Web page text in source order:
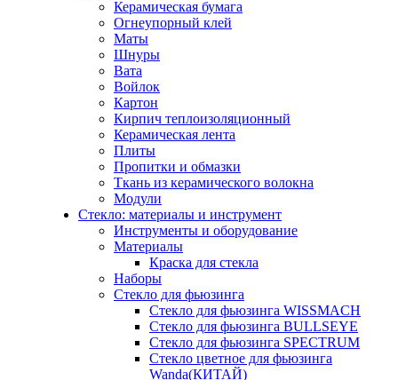
Керамическая бумага
Огнеупорный клей
Маты
Шнуры
Вата
Войлок
Картон
Кирпич теплоизоляционный
Керамическая лента
Плиты
Пропитки и обмазки
Ткань из керамического волокна
Модули
Стекло: материалы и инструмент
Инструменты и оборудование
Материалы
Краска для стекла
Наборы
Стекло для фьюзинга
Стекло для фьюзинга WISSMACH
Стекло для фьюзинга BULLSEYE
Стекло для фьюзинга SPECTRUM
Стекло цветное для фьюзинга
Wanda(КИТАЙ)